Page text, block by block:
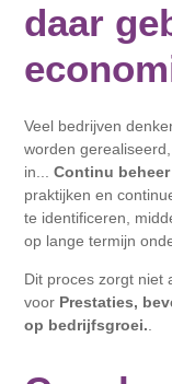
daar
Veel bedrijven
worden
in...Continu
praktijken en
te identificeren,
op lange termijn
Dit proces zorgt niet
voor Prestaties,
op bedrijfsgroei..